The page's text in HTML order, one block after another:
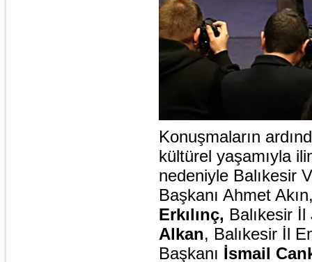
Konuşmaların
kültürel yaşamıyla
nedeniyle Balıkesir
Başkanı Ahmet
Erkılınç, Balıkesir
Alkan, Balıkesir İl
Başkanı İsmail